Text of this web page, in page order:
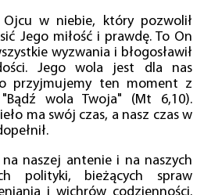
Ojcu w niebie, który pozwolił
Jego miłość i prawdę. To On
wyzwania i błogosławił
Jego wola jest dla nas
przyjmujemy ten moment z
wola Twoja" (Mt 6,10).
ma swój czas, a nasz czas w
naszej antenie i na naszych
polityki, bieżących spraw